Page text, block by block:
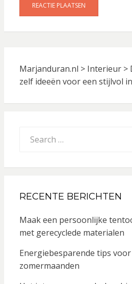
Marjanduran.nl > Interieur>
zelf ideeën voor een stijlvol
for:
RECENTE BERICHTEN
Maak een persoonlijke
met gerecyclede materialen
Energiebesparende tips
zomermaanden